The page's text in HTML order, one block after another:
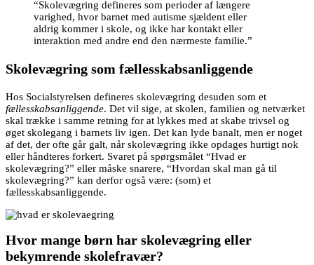
“Skolevægring defineres som perioder af længere
varighed, hvor barnet med autisme sjældent eller
aldrig kommer i skole, og ikke har kontakt eller
interaktion med andre end den nærmeste familie.”
Skolevægring som fællesskabsanliggende
Hos Socialstyrelsen defineres skolevægring desuden som et
fællesskabsanliggende. Det vil sige, at skolen, familien og netværket
skal trække i samme retning for at lykkes med at skabe trivsel og
øget skolegang i barnets liv igen. Det kan lyde banalt, men er noget
af det, der ofte går galt, når skolevægring ikke opdages hurtigt nok
eller håndteres forkert. Svaret på spørgsmålet “Hvad er
skolevægring?” eller måske snarere, “Hvordan skal man gå til
skolevægring?” kan derfor også være: (som) et
fællesskabsanliggende.
Hvor mange børn har skolevægring eller
bekymrende skolefravær?